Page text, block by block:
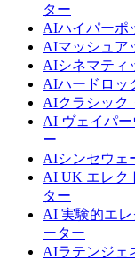
ター
AIハイパーポ
AIマッシュア
AIシネマティ
AIハードロッ
AIクラシック
AI ヴェイパ
ー
AIシンセウェ
AI UK エレク
ター
AI 実験的エ
ーター
AIラテンジェ